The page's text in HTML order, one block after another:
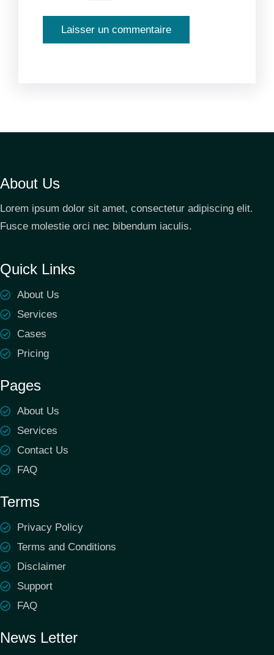
About Us
Lorem ipsum dolor sit amet, consectetur adipiscing elit.
Fusce molestie orci nec bibendum iaculis.
Quick Links
About Us
Services
Cases
Pricing
Pages
About Us
Services
Contact Us
FAQ
Terms
Privacy Policy
Terms and Conditions
Disclaimer
Support
FAQ
News Letter